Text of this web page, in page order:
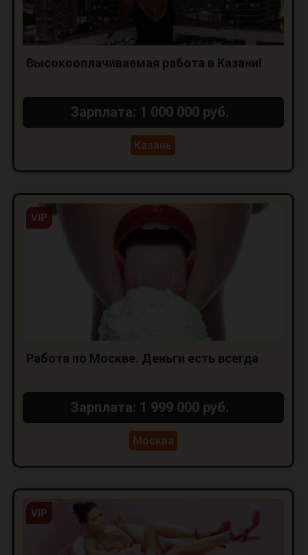
Высокооплачиваемая работа в Казани!
Зарплата: 1 000 000 руб.
Казань
VIP
Работа по Москве. Деньги есть всегда
Зарплата: 1 999 000 руб.
Москва
VIP